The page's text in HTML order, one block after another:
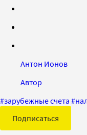
Антон Ионов
Автор
#зарубежные счета #
Подписаться